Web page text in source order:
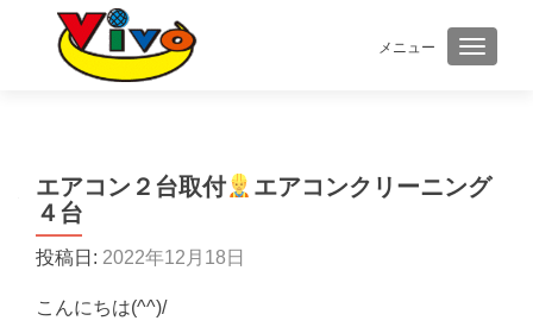
メニュー ナビゲ
エアコン２台取付
エアコンクリーニング
４台
投稿日: 2022年12月18日
こんにちは(^^)/